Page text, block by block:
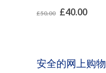
£50.00 £40.00
安全的网上购物